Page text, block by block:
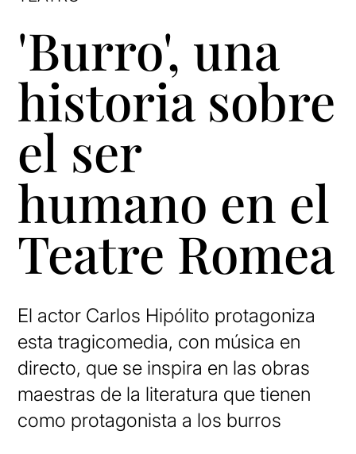
'Burro', una
historia sobre
el ser
humano en el
Teatre Romea
El actor Carlos Hipólito protagoniza
esta tragicomedia, con música en
directo, que se inspira en las obras
maestras de la literatura que tienen
como protagonista a los burros